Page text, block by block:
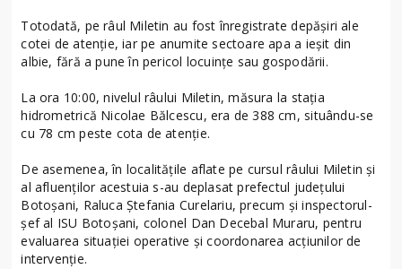
Totodată, pe râul Miletin au fost înregistrate depășiri ale
cotei de atenție, iar pe anumite sectoare apa a ieșit din
albie, fără a pune în pericol locuințe sau gospodării.
La ora 10:00, nivelul râului Miletin, măsura la stația
hidrometrică Nicolae Bălcescu, era de 388 cm, situându-se
cu 78 cm peste cota de atenție.
De asemenea, în localitățile aflate pe cursul râului Miletin și
al afluenților acestuia s-au deplasat prefectul județului
Botoșani, Raluca Ștefania Curelariu, precum și inspectorul-
șef al ISU Botoșani, colonel Dan Decebal Muraru, pentru
evaluarea situației operative și coordonarea acțiunilor de
intervenție.